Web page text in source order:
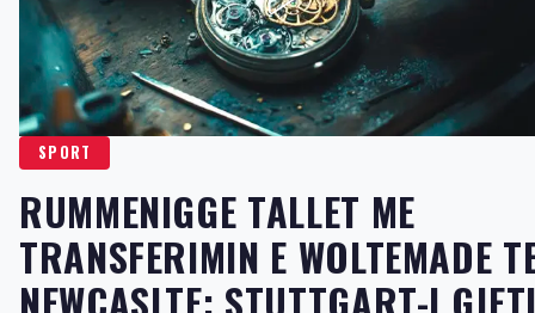
SPORT
RUMMENIGGE TALLET ME
TRANSFERIMIN E WOLTEMADE
NEWCASLTE: STUTTGART-I